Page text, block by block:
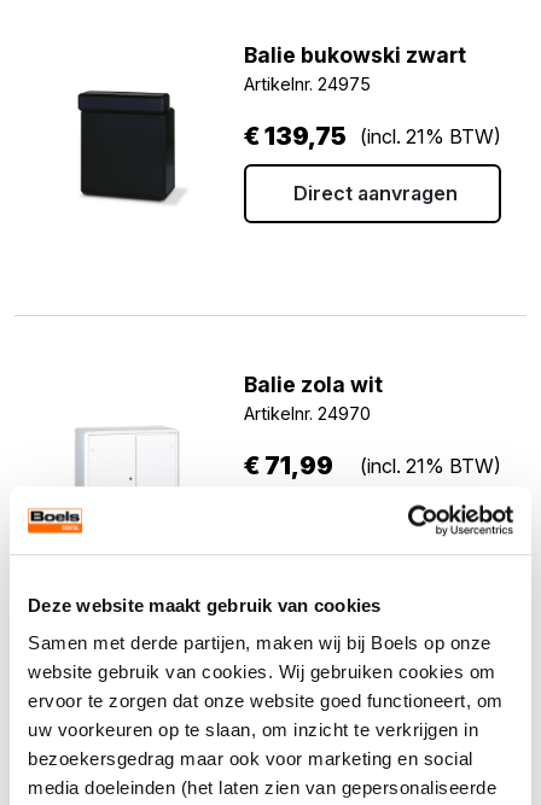
Deze website maakt gebruik van cookies
Samen met derde partijen, maken wij bij Boels op onze
website gebruik van cookies. Wij gebruiken cookies om
ervoor te zorgen dat onze website goed functioneert, om
uw voorkeuren op te slaan, om inzicht te verkrijgen in
bezoekersgedrag maar ook voor marketing en social
media doeleinden (het laten zien van gepersonaliseerde
Balie bukowski zwart
Artikelnr. 24975
€139,75 (incl. 21% BTW)
Direct aanvragen
Balie zola wit
Artikelnr. 24970
€ 71,99 (incl. 21% BTW)
Direct aanvragen
Balie zola zwart
Artikelnr. 24971
€71,99 (incl. 21% BTW)